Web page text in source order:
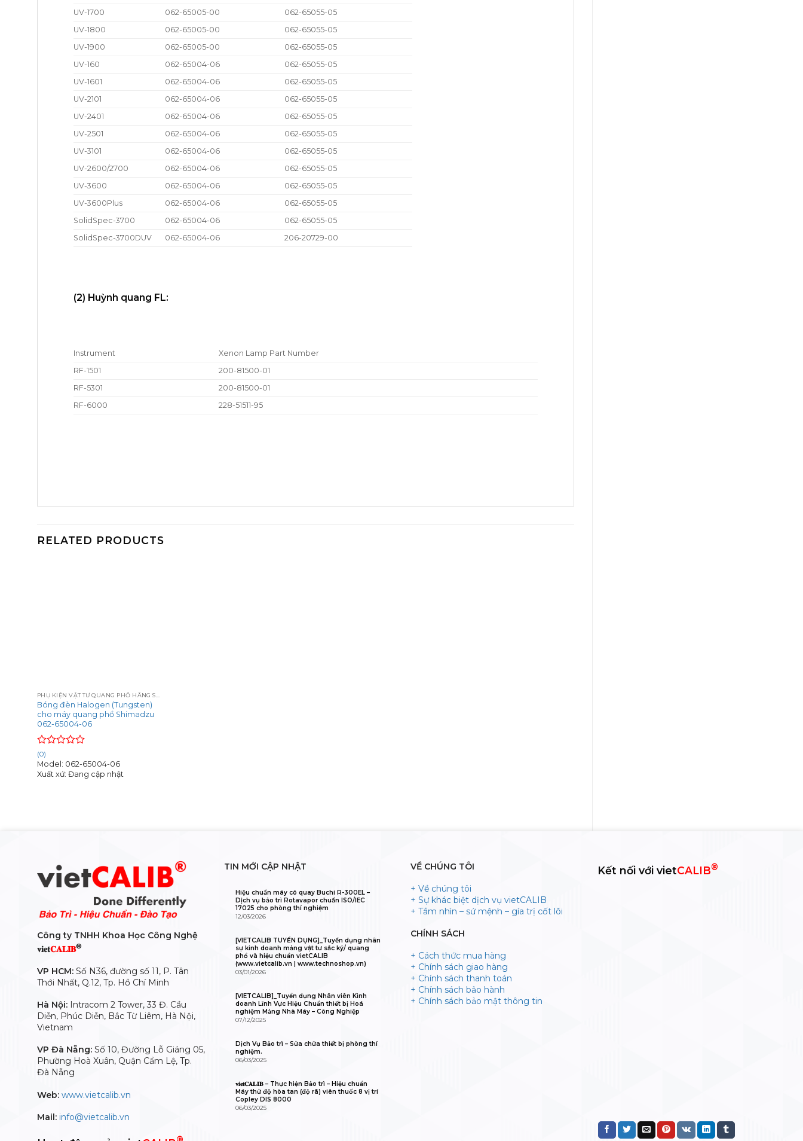
UV-1700
062-65005-00
062-65055-05
UV-1800
062-65005-00
062-65055-05
UV-1900
062-65005-00
062-65055-05
UV-160
062-65004-06
062-65055-05
UV-1601
062-65004-06
062-65055-05
UV-2101
062-65004-06
062-65055-05
UV-2401
062-65004-06
062-65055-05
UV-2501
062-65004-06
062-65055-05
UV-3101
062-65004-06
062-65055-05
UV-2600/2700
062-65004-06
062-65055-05
UV-3600
062-65004-06
062-65055-05
UV-3600Plus
062-65004-06
062-65055-05
SolidSpec-3700
062-65004-06
062-65055-05
SolidSpec-3700DUV
062-65004-06 206-20729-00
(2) Huỳnh quang FL:
Instrument
Xenon Lamp Part Number
RF-1501
200-81500-01
RF-5301
200-81500-01
RF-6000
228-51511-95
RELATED PRODUCTS
PHỤ KIỆN VẬT TƯ QUANG PHỔ HÃNG SHIMADZU
Bóng đèn Halogen (Tungsten)
cho máy quang phổ Shimadzu
062-65004-06
Rated
0
out
(0)
Model: 062-65004-06
Xuất xứ: Đang cập nhật
Công ty TNHH Khoa Học Công Nghệ
𝐯𝐢𝐞𝐭𝐂𝐀𝐋𝐈𝐁®
VP HCM: Số N36, đường số 11, P. Tân
Thới Nhất, Q.12, Tp. Hồ Chí Minh
Hà Nội: Intracom 2 Tower, 33 Đ. Cầu
Diễn, Phúc Diễn, Bắc Từ Liêm, Hà Nội,
Vietnam
VP Đà Nẵng: Số 10, Đường Lỗ Giáng 05,
Phường Hoà Xuân, Quận Cẩm Lệ, Tp.
Đà Nẵng
Web: www.vietcalib.vn
Mail: info@vietcalib.vn
TIN MỚI CẬP NHẬT
Hiệu chuẩn máy cô quay Buchi R-300EL –
Dịch vụ bảo trì Rotavapor chuẩn ISO/IEC
17025 cho phòng thí nghiệm
12/03/2026
[VIETCALIB TUYỂN DỤNG]_Tuyển dụng nhân
sự kinh doanh mảng vật tư sắc ký/ quang
phổ và hiệu chuẩn vietCALIB
(www.vietcalib.vn | www.technoshop.vn)
03/01/2026
[VIETCALIB]_Tuyển dụng Nhân viên Kinh
doanh Lĩnh Vực Hiệu Chuẩn thiết bị Hoá
nghiệm Mảng Nhà Máy – Công Nghiệp
07/12/2025
Dịch Vụ Bảo trì – Sửa chữa thiết bị phòng thí
nghiệm.
06/03/2025
𝐯𝐢𝐞𝐭𝐂𝐀𝐋𝐈𝐁 – Thực hiện Bảo trì – Hiệu chuẩn
Máy thử độ hòa tan (độ rã) viên thuốc 8 vị trí
Copley DIS 8000
06/03/2025
VỀ CHÚNG TÔI
+ Về chúng tôi
+ Sự khác biệt dịch vụ vietCALIB
+ Tầm nhìn – sứ mệnh – gía trị cốt lõi
CHÍNH SÁCH
+ Cách thức mua hàng
+ Chính sách giao hàng
+ Chính sách thanh toán
+ Chính sách bảo hành
+ Chính sách bảo mật thông tin
Kết nối với vietCALIB®